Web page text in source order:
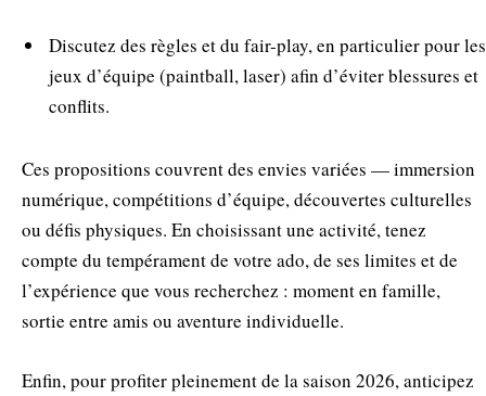
Discutez des règles et du fair-play, en particulier pour les
jeux d’équipe (paintball, laser) afin d’éviter blessures et
conflits.
Ces propositions couvrent des envies variées — immersion
numérique, compétitions d’équipe, découvertes culturelles
ou défis physiques. En choisissant une activité, tenez
compte du tempérament de votre ado, de ses limites et de
l’expérience que vous recherchez : moment en famille,
sortie entre amis ou aventure individuelle.
Enfin, pour profiter pleinement de la saison 2026, anticipez